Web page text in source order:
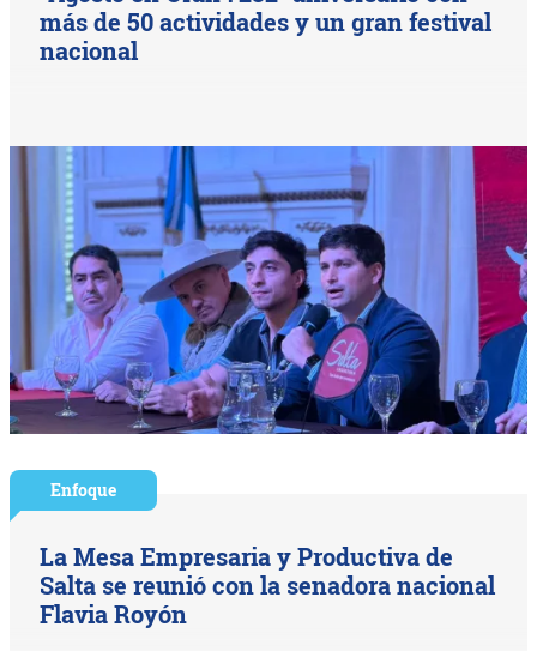
más de 50 actividades y un gran festival
nacional
Enfoque
La Mesa Empresaria y Productiva de
Salta se reunió con la senadora nacional
Flavia Royón